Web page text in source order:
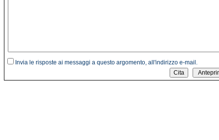
Invia le risposte ai messaggi a questo argomento, all'indirizzo e-mail.